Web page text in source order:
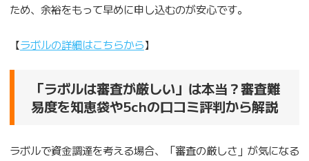
ため、余裕をもって早めに申し込むのが安心です。
【ラボルの詳細はこちらから】
「ラボルは審査が厳しい」は本当？審査難
易度を知恵袋や5chの口コミ評判から解説
ラボルで資金調達を考える場合、「審査の厳しさ」が気になる